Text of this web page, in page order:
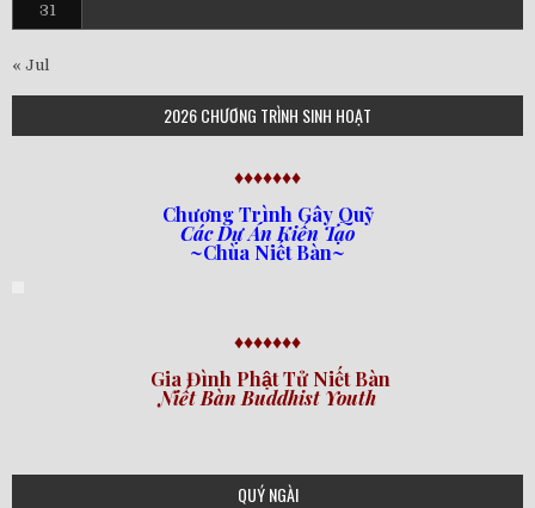
31
« Jul
2026 CHƯƠNG TRÌNH SINH HOẠT
♦♦♦♦♦♦♦
Chương Trình Gây Quỹ
Các Dự Án Kiến Tạo
~Chùa Niết Bàn~
♦♦♦♦♦♦♦
Gia Đình Phật Tử Niết Bàn
Niết Bàn Buddhist Youth
QUÝ NGÀI